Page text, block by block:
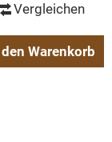
Vergleichen
Warenkorb